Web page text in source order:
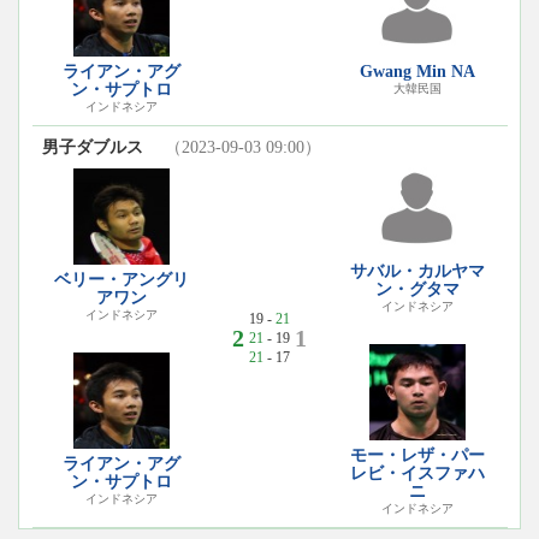
ライアン・アグ
ン・サプトロ
インドネシア
Gwang Min NA
大韓民国
男子ダブルス （2023-09-03 09:00）
ベリー・アングリ
アワン
インドネシア
ライアン・アグ
ン・サプトロ
インドネシア
2
19 - 21
21 - 19
21 - 17
1
サバル・カルヤマ
ン・グタマ
インドネシア
モー・レザ・パー
レビ・イスファハ
ニ
インドネシア